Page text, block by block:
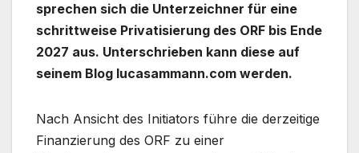
sprechen sich die Unterzeichner für eine
schrittweise Privatisierung des ORF bis Ende
2027 aus. Unterschrieben kann diese auf
seinem Blog lucasammann.com werden.
Nach Ansicht des Initiators führe die derzeitige
Finanzierung des ORF zu einer